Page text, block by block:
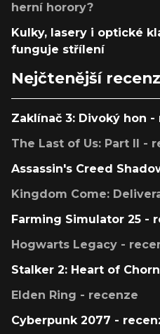
herní horory?
Kulky, lasery i optické
funguje střílení
Nejčtenější
Zaklínač 3: Divoký hon -
The Last of Us: Part II -
Assassin's Creed
Kingdom Come:
Farming Simulator 25 -
Hogwarts Legacy -
Stalker 2: Heart of
Elden Ring - recenze
Cyberpunk 2077 -